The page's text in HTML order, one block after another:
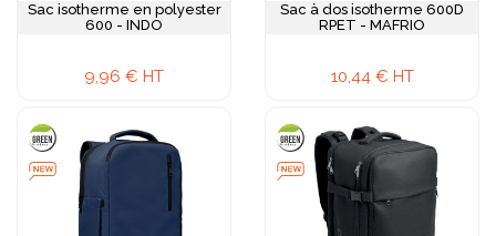
Sac isotherme en polyester
600 - INDO
9,96 € HT
Sac à dos isotherme 600D
RPET - MAFRIO
10,44 € HT